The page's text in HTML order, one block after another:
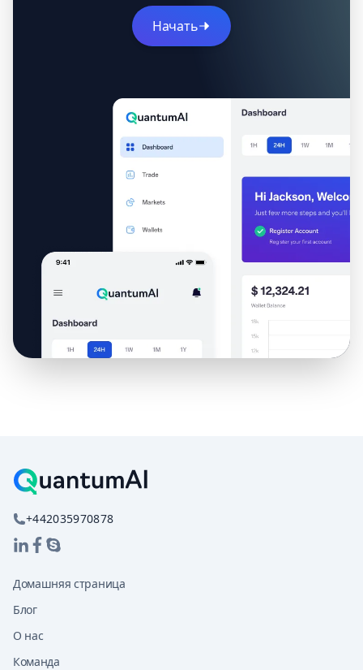
Начать
+442035970878
Домашняя страница
Блог
О нас
Команда